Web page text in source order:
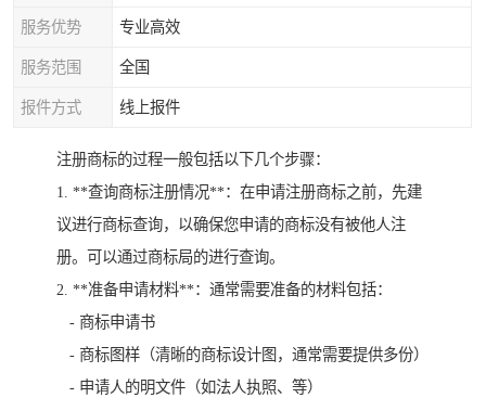
服务优势 专业高效
服务范围 全国
报件方式 线上报件
注册商标的过程一般包括以下几个步骤：
1. **查询商标注册情况**：在申请注册商标之前，先建
议进行商标查询，以确保您申请的商标没有被他人注
册。可以通过商标局的进行查询。
2. **准备申请材料**：通常需要准备的材料包括：
- 商标申请书
- 商标图样（清晰的商标设计图，通常需要提供多份）
- 申请人的明文件（如法人执照、等）